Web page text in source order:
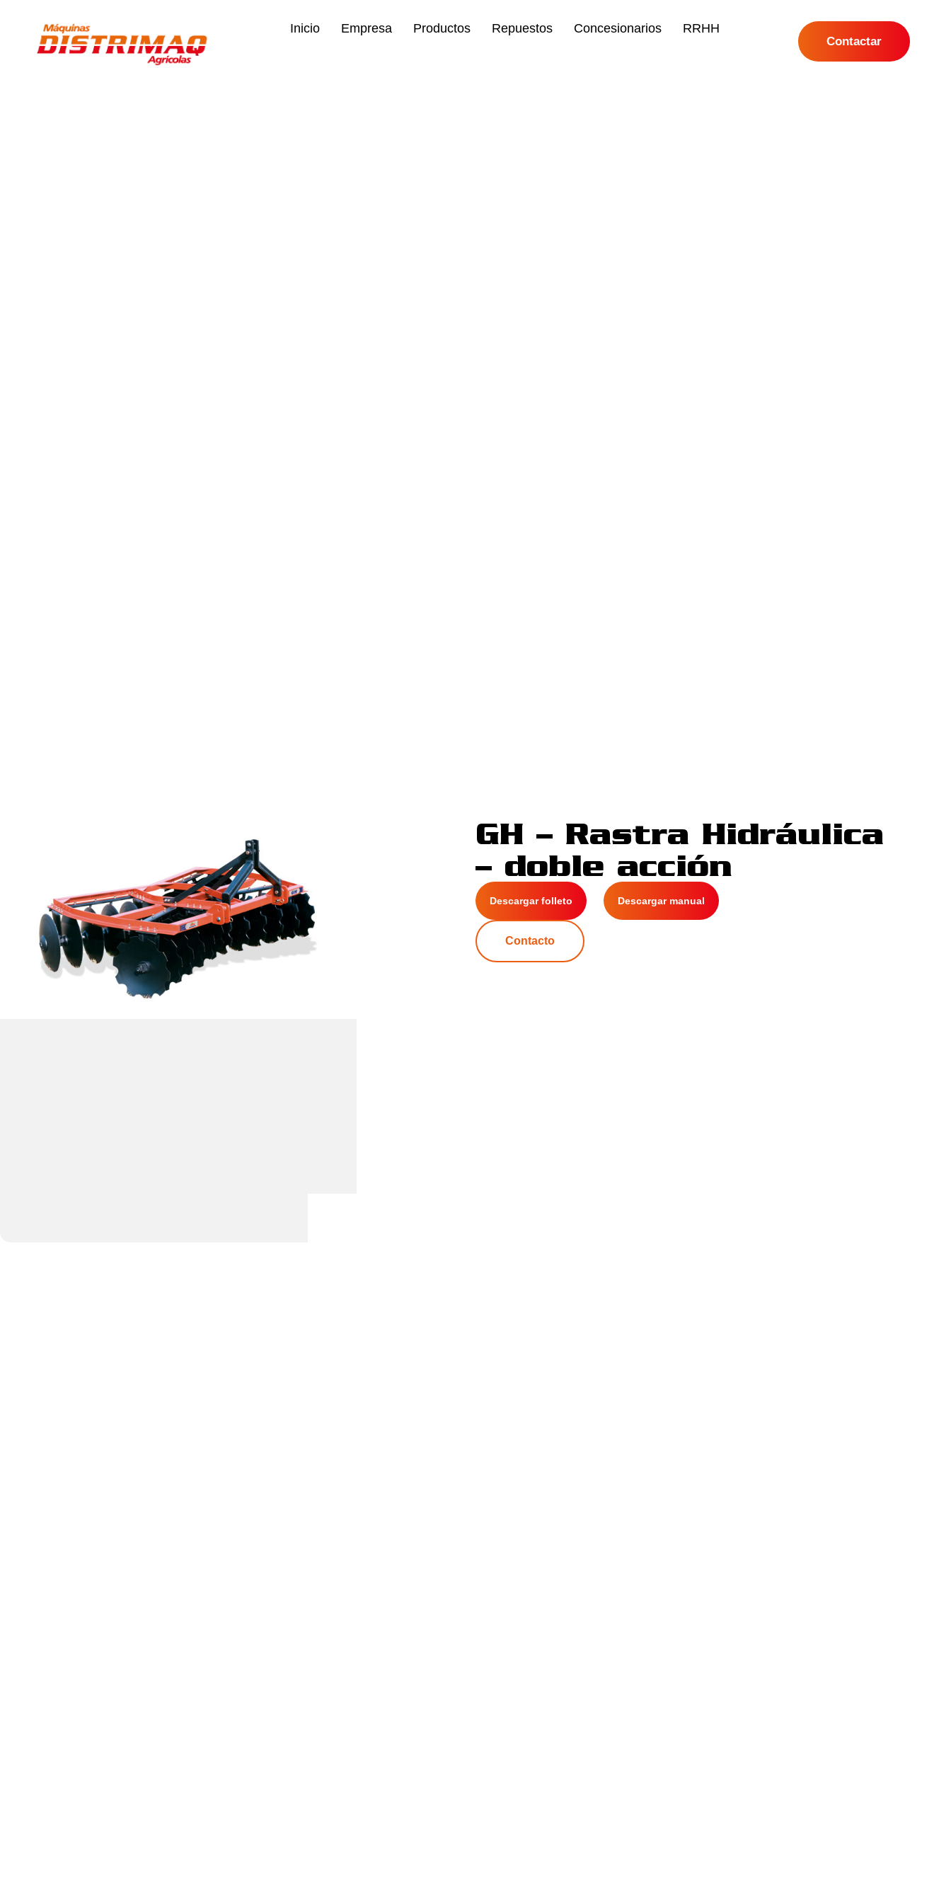
Inicio Empresa Productos Repuestos Concesionarios RRHH
Contactar
GH – Rastra Hidráulica
– doble acción
Descargar folleto Descargar manual
Contacto